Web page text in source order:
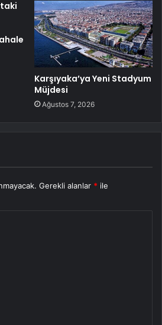
Karşıyaka’ya Yeni Stadyum
Müjdesi
Ağustos 7, 2026
Gerekli alanlar * ile